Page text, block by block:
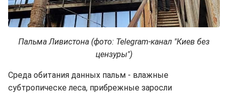
Пальма Ливистона (фото: Telegram-канал "Киев без
цензуры")
Среда обитания данных пальм - влажные
субтропическе леса, прибрежные заросли